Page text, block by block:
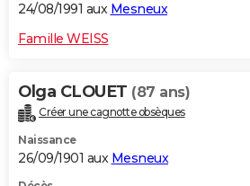
24/08/1991 aux Mesneux
Famille WEISS
Olga CLOUET (87 ans)
Créer une cagnotte obsèques
Naissance
26/09/1901 aux Mesneux